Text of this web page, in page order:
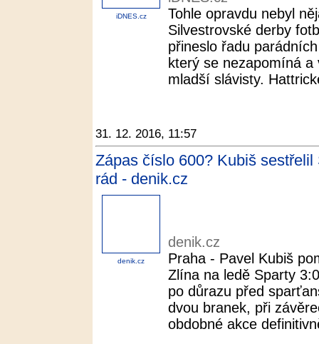
iDNES.cz
Tohle opravdu nebyl
Silvestrovské derby
přineslo řadu
který se nezapomíná
mladší slávisty.
31. 12. 2016, 11:57
Zápas číslo 600? Kubiš
rád - denik.cz
denik.cz
denik.cz
Praha - Pavel Kubiš
Zlína na ledě Sparty
po důrazu před
dvou branek, při
obdobné akce